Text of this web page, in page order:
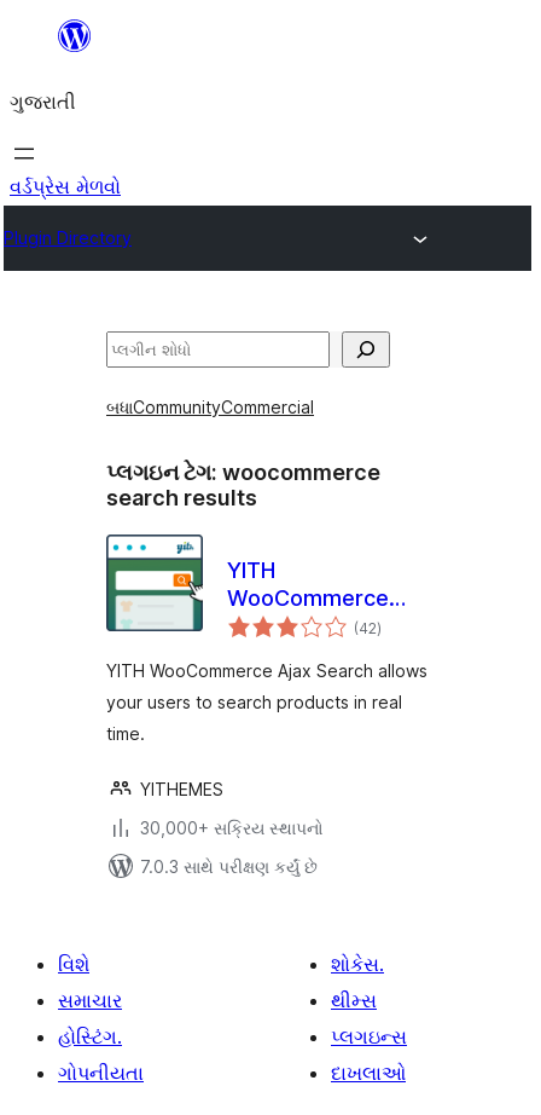
કંટેન્ટ(લખાણ)
જાઓ
ગુજરાતી
વર્ડપ્રેસ મેળવો
Plugin Directory
શોધો
બધાCommunityCommercial
પ્લગઇન ટેગ: woocommerce
search results
YITH
WooCommerce
Ajax Search (42કુલ
રેટિંગ્સ
)
YITH WooCommerce Ajax Search allows
your users to search products in real
time.
YITHEMES
30,000+ સક્રિય સ્થાપનો
7.0.3 સાથે પરીક્ષણ કર્યું છે
વિશે
સમાચાર
હોસ્ટિંગ.
ગોપનીયતા
શોકેસ.
થીમ્સ
પ્લગઇન્સ
દાખલાઓ